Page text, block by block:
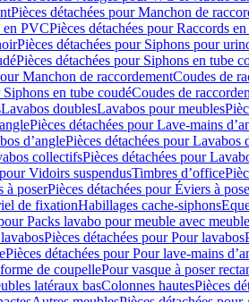
Pièces détachées pour Manchon de
en PVCPièces détachées pour Raccords
Pièces détachées pour Siphons pour
Pièces détachées pour Siphons en tube
Manchon de raccordementCoudes de
Siphons en tube coudéCoudes de
Lavabos doublesLavabos pour meubles
Pièces détachées pour Lave-mains
d’anglePièces détachées pour Lavabos
collectifsPièces détachées pour
Vidoirs suspendusTimbres dʼoffice
à poserPièces détachées pour Éviers à
de fixationHabillages cache-siphons
Packs lavabo pour meuble avec
Pièces détachées pour Pour lavabos
Pièces détachées pour Pour lave-mains
de coupellePour vasque à poser
latéraux basColonnes hautesPièces